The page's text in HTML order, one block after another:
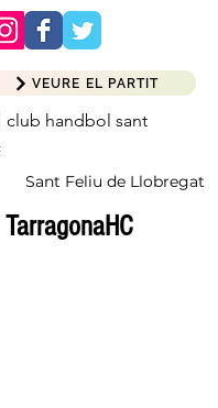
club handbol sant
Sant Feliu de Llobregat
VEURE EL PARTIT